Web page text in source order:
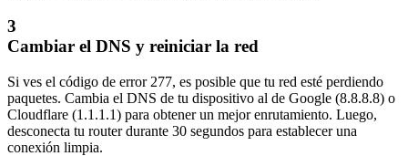
3
Cambiar el DNS y reiniciar la red
Si ves el código de error 277, es posible que tu red esté perdiendo
paquetes. Cambia el DNS de tu dispositivo al de Google (8.8.8.8) o
Cloudflare (1.1.1.1) para obtener un mejor enrutamiento. Luego,
desconecta tu router durante 30 segundos para establecer una
conexión limpia.